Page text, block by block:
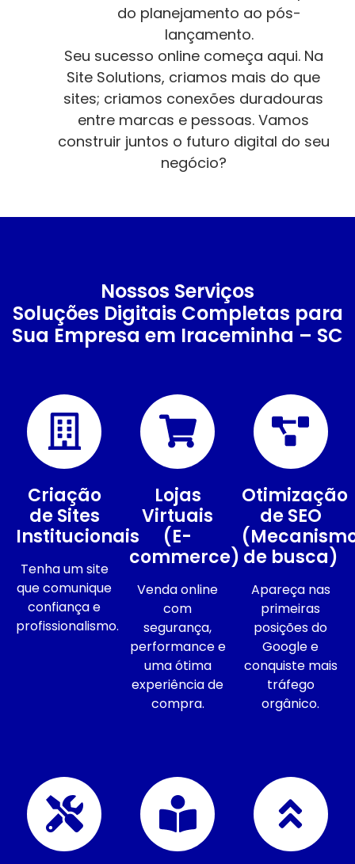
do planejamento ao pós-
lançamento.
Seu sucesso online começa aqui. Na
Site Solutions, criamos mais do que
sites; criamos conexões duradouras
entre marcas e pessoas. Vamos
construir juntos o futuro digital do seu
negócio?
Nossos Serviços
Soluções Digitais Completas para
Sua Empresa em Iraceminha – SC
Criação
de Sites
Institucionais
Tenha um site
que comunique
confiança e
profissionalismo.
Lojas
Virtuais
(E-
commerce)
Venda online
com
segurança,
performance e
uma ótima
experiência de
compra.
Otimização
de SEO
de busca)
Apareça nas
primeiras
posições do
Google e
conquiste mais
tráfego
orgânico.